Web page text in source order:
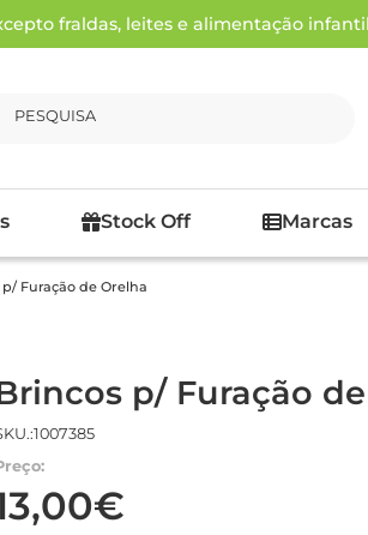
fraldas, leites e alimentação
PESQUISA
Stock Off Marcas
Furação de Orelha
p/ Furação